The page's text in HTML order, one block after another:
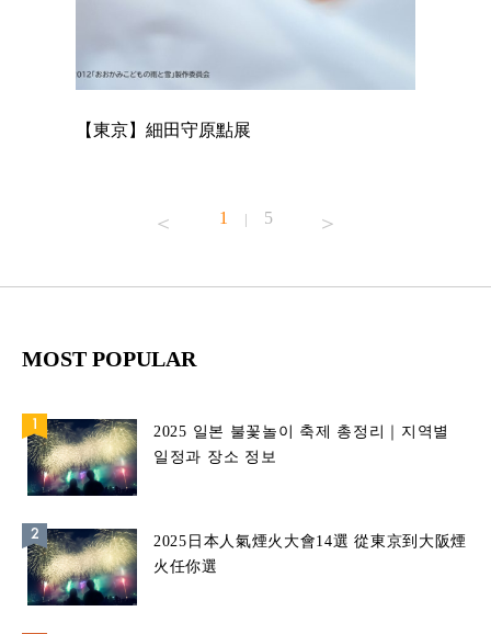
【東京】細田守原點展
1 | 5
MOST POPULAR
2025 일본 불꽃놀이 축제 총정리｜지역별
일정과 장소 정보
2025日本人氣煙火大會14選 從東京到大阪煙
火任你選